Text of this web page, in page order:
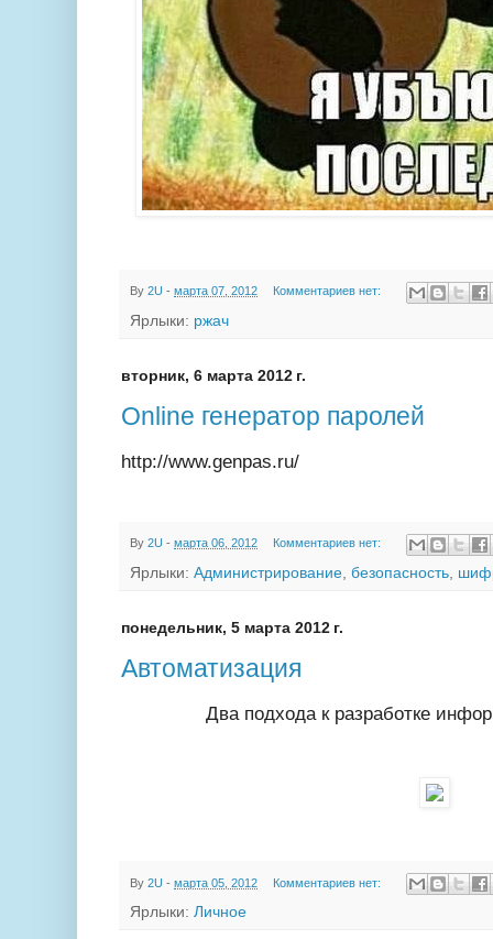
By 2U - марта 07, 2012 Комментариев нет:
Ярлыки: ржач
вторник, 6 марта 2012 г.
Online генератор паролей
http://www.genpas.ru/
By 2U - марта 06, 2012 Комментариев нет:
Ярлыки: Администрирование безопасность
понедельник, 5 марта 2012 г.
Автоматизация
Два подхода к разработке
By 2U - марта 05, 2012 Комментариев нет:
Ярлыки: Личное